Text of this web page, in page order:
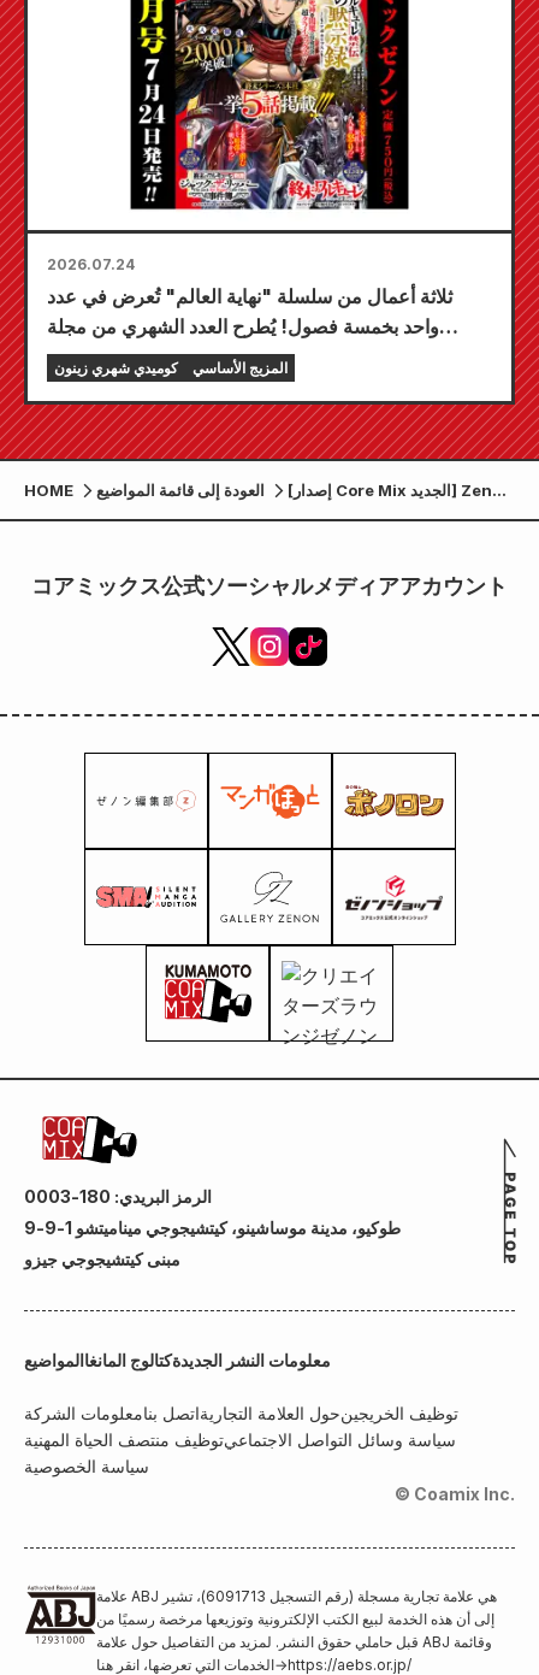
2026.07.24
ثلاثة أعمال من سلسلة "نهاية العالم" تُعرض في عدد
واحد بخمسة فصول! يُطرح العدد الشهري من مجلة
كوميدي شهري زينون المزيج الأساسي
HOME العودة إلى قائمة المواضيع
[إصدار Core Mix الجديد] Zenon
Comics متاح للبيع يوم الجمعة 7
コアミックス公式ソーシャルメディアアカウント
الرمز البريدي: 180-0003
طوكيو، مدينة موساشينو، كيتشيجوجي ميناميتشو 1-9-9
مبنى كيتشيجوجي جيزو
المواضيعكتالوج المانغامعلومات النشر الجديدة
معلومات الشركةاتصل بناحول العلامة التجاريةتوظيف الخريجين
توظيف منتصف الحياة المهنيةسياسة وسائل التواصل الاجتماعي
سياسة الخصوصية
© Coamix Inc.
علامة ABJ هي علامة تجارية مسجلة (رقم التسجيل 6091713)، تشير
إلى أن هذه الخدمة لبيع الكتب الإلكترونية وتوزيعها مرخصة رسميًا من
قبل حاملي حقوق النشر. لمزيد من التفاصيل حول علامة ABJ وقائمة
الخدمات التي تعرضها، انقر هنا→https://aebs.or.jp/